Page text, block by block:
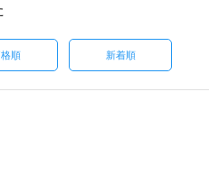
順 新着順